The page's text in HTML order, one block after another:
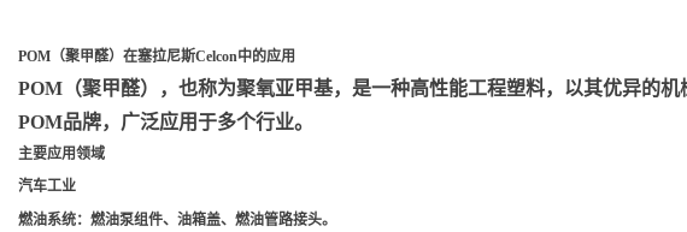
POM（聚甲醛）在塞拉尼斯Celcon中的应用
POM（聚甲醛）
，也称为聚氧亚甲基，是一种高性能工程塑料，以其优异的
POM品牌，广泛应用于多个行业。
主要应用领域
汽车工业
燃油系统：燃油泵组件、油箱盖、燃油管路接头。